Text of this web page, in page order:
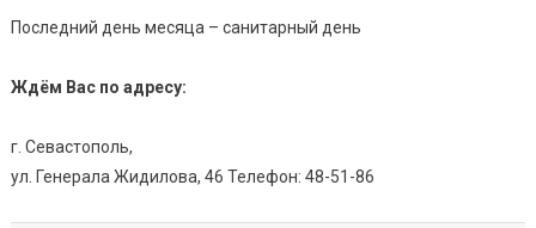
Последний день месяца – санитарный день
Ждём Вас по адресу:
г. Севастополь,
ул. Генерала Жидилова, 46 Телефон: 48-51-86